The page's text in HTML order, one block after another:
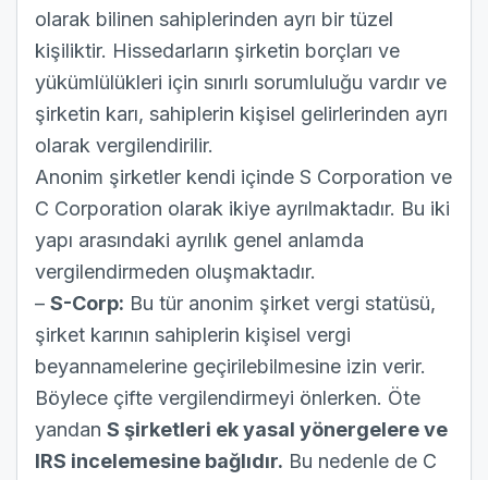
olarak bilinen sahiplerinden ayrı bir tüzel
kişiliktir. Hissedarların şirketin borçları ve
yükümlülükleri için sınırlı sorumluluğu vardır ve
şirketin karı, sahiplerin kişisel gelirlerinden ayrı
olarak vergilendirilir.
Anonim şirketler kendi içinde S Corporation ve
C Corporation olarak ikiye ayrılmaktadır. Bu iki
yapı arasındaki ayrılık genel anlamda
vergilendirmeden oluşmaktadır.
– S-Corp: Bu tür anonim şirket vergi statüsü,
şirket karının sahiplerin kişisel vergi
beyannamelerine geçirilebilmesine izin verir.
Böylece çifte vergilendirmeyi önlerken. Öte
yandan S şirketleri ek yasal yönergelere ve
IRS incelemesine bağlıdır. Bu nedenle de C